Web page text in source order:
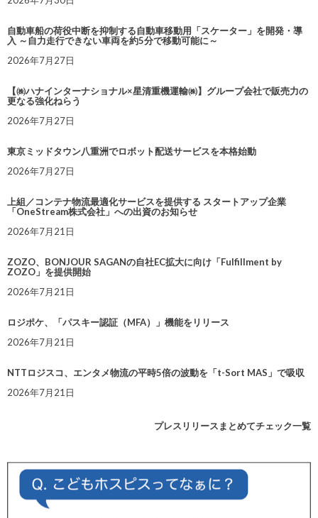
自動車船の荷役中断を抑制する自動車移動用「スケーター」を開発・導
入 ～自力走行できない車両を約5分で移動可能に～
2026年7月27日
【㈱ハナインターナショナル×星清重機運輸㈱】グループ会社で販売力の
更なる強化ねらう
2026年7月27日
東京ミッドタウン八重洲でロボット配送サービスを本格始動
2026年7月27日
上組／コンテナ物流最適化サービスを提供する スタートアップ企業
「OneStream株式会社」への出資のお知らせ
2026年7月21日
ZOZO、BONJOUR SAGANの自社EC拡大に向け「Fulfillment by
ZOZO」を提供開始
2026年7月21日
ロジポケ、「パスキー認証（MFA）」機能をリリース
2026年7月21日
NTTロジスコ、エンタメ物流の平時5倍の波動を「t-Sort MAS」で吸収
2026年7月21日
プレスリリースまとめてチェック一覧